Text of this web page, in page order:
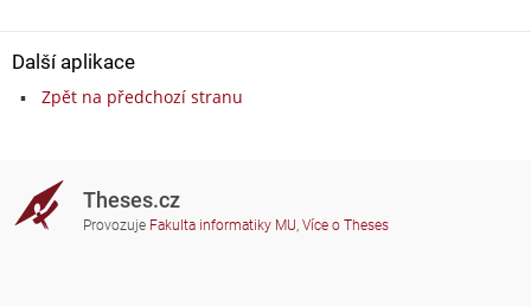
Další aplikace
Zpět na předchozí stranu
Theses.cz
Provozuje Fakulta informatiky MU, Více o Theses